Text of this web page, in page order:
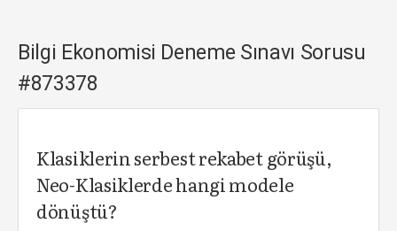
Bilgi Ekonomisi Deneme Sınavı Sorusu
#873378
Klasiklerin serbest rekabet görüşü,
Neo-Klasiklerde hangi modele
dönüştü?